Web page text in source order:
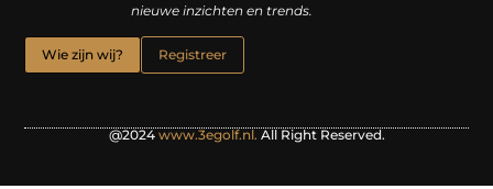
nieuwe inzichten en trends.
Wie zijn wij? Registreer
@2024www.3egolf.nl.All Right Reserved.